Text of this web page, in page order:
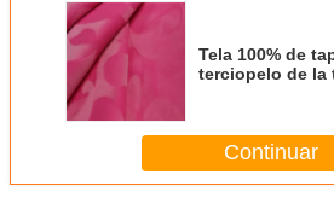
Tela 100% de
terciopelo de la
Continuar